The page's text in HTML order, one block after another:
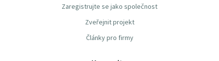
Zaregistrujte se jako společnost
Zveřejnit projekt
Články pro firmy